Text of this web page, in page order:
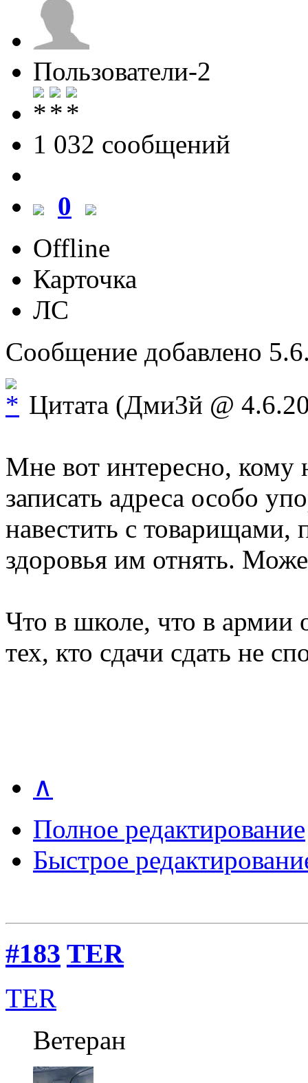
Пользователи-2
1 032 cообщений
0
Offline
Карточка
ЛС
Сообщение добавлено
Цитата (Дми3й @
Мне вот интересно, кому
записать адреса особо
навестить с
здоровья им отнять.
Что в школе, что в армии
тех, кто сдачи сдать не
∧
Полное редактирование
Быстрое
#183 TER
TER
Ветеран